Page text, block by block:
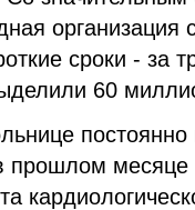
организация
сроки - за
60
постоянно
прошлом